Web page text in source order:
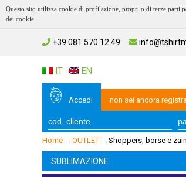
Questo sito utilizza cookie di profilazione, propri o di terze parti
dei cookie
+39 081 570 12 49
IT EN
Accedi non sei ancora
Home → OUTLET → Shoppers, borse e
SUBLIMAZIONE